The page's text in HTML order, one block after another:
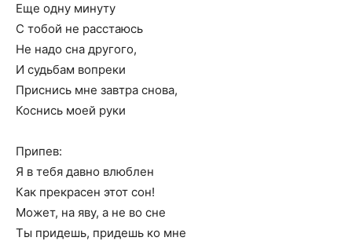
Еще одну минуту
С тобой не расстаюсь
Не надо сна другого,
И судьбам вопреки
Приснись мне завтра снова,
Коснись моей руки
Припев:
Я в тебя давно влюблен
Как прекрасен этот сон!
Может, на яву, а не во сне
Ты придешь, придешь ко мне